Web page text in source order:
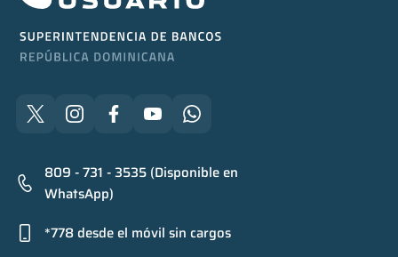
809 - 731 - 3535 (Disponible en
WhatsApp)
*778 desde el móvil sin cargos